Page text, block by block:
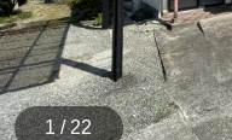
1 / 22